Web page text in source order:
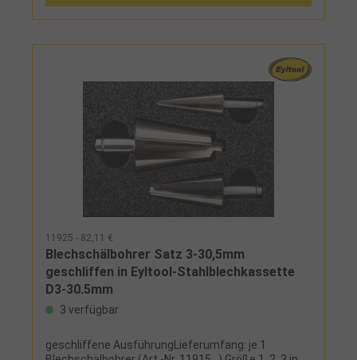
11925 - 82,11 €
Blechschälbohrer Satz 3-30,5mm
geschliffen in Eyltool-Stahlblechkassette
D3-30,5mm
3 verfügbar
geschliffene AusführungLieferumfang: je 1